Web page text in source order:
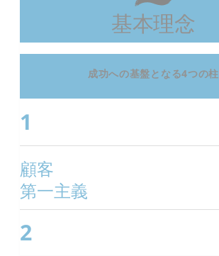
基本理念
成功への基盤となる4つの柱
1
顧客
第一主義
2